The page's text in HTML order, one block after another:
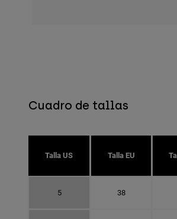
Cuadro de tallas
Talla US Talla EU
5 38